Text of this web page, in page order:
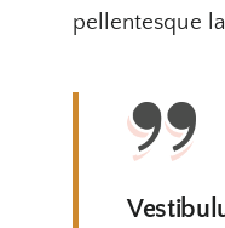
pellentesque